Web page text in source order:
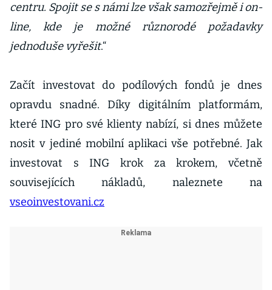
centru. Spojit se s námi lze však samozřejmě i on-
line, kde je možné různorodé požadavky
jednoduše vyřešit.“
Začít investovat do podílových fondů je dnes
opravdu snadné. Díky digitálním platformám,
které ING pro své klienty nabízí, si dnes můžete
nosit v jediné mobilní aplikaci vše potřebné. Jak
investovat s ING krok za krokem, včetně
souvisejících nákladů, naleznete na
vseoinvestovani.cz